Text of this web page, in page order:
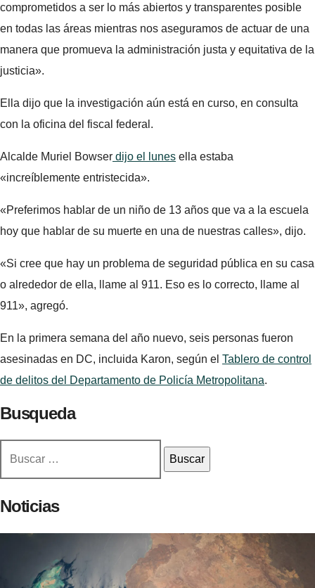
comprometidos a ser lo más abiertos y transparentes posible
en todas las áreas mientras nos aseguramos de actuar de una
manera que promueva la administración justa y equitativa de la
justicia».
Ella dijo que la investigación aún está en curso, en consulta
con la oficina del fiscal federal.
Alcalde Muriel Bowser dijo el lunes ella estaba
«increíblemente entristecida».
«Preferimos hablar de un niño de 13 años que va a la escuela
hoy que hablar de su muerte en una de nuestras calles», dijo.
«Si cree que hay un problema de seguridad pública en su casa
o alrededor de ella, llame al 911. Eso es lo correcto, llame al
911», agregó.
En la primera semana del año nuevo, seis personas fueron
asesinadas en DC, incluida Karon, según el Tablero de control
de delitos del Departamento de Policía Metropolitana.
Busqueda
Noticias